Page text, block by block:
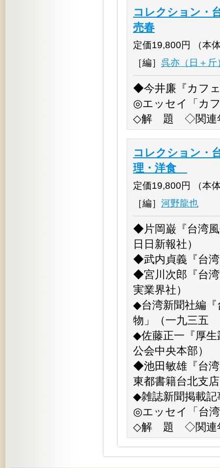
コレクション・
売春
定価19,800円 （本
［編］ 呉亦（日＋斤
◆今井廉『カフ
◎エッセイ「カ
◇解 題 ◇関連
コレクション・
理・洋食
定価19,800円 （本
［編］ 河野龍也
◆片岡巌『台湾
日日新報社）
◆武内貞義『台
◆宮川次郎『台
実業界社）
◆台湾新聞社編
物」（一九三五
◆佐藤正一『厚
公会中央本部）
◆池田敏雄『台
東都書籍台北支
◆雑誌新聞掲載記
◎エッセイ「台
◇解 題 ◇関連